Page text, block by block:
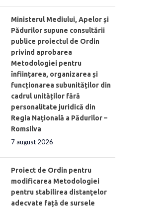
Ministerul Mediului, Apelor și
Pădurilor supune consultării
publice proiectul de Ordin
privind aprobarea
Metodologiei pentru
înființarea, organizarea și
funcționarea subunităților din
cadrul unităților fără
personalitate juridică din
Regia Națională a Pădurilor –
Romsilva
7 august 2026
Proiect de Ordin pentru
modificarea Metodologiei
pentru stabilirea distanţelor
adecvate față de sursele